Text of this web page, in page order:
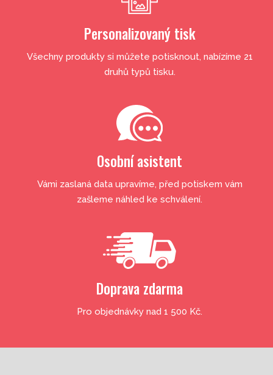
Personalizovaný tisk
Všechny produkty si můžete potisknout, nabízíme 21
druhů typů tisku.
Osobní asistent
Vámi zaslaná data upravíme, před potiskem vám
zašleme náhled ke schválení.
Doprava zdarma
Pro objednávky nad 1 500 Kč.